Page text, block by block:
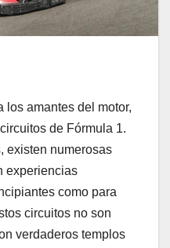
los amantes del motor,
de Fórmula 1.
existen numerosas
experiencias
como para
circuitos no son
verdaderos templos